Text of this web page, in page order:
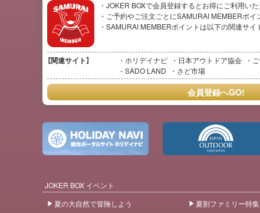
・JOKER BOXで会員登録するとお得にご利用いた
・ご予約やご注文ごとにSAMURAI MEMBERポイ
・SAMURAI MEMBERポイントは以下の関連サイ
【関連サイト】 ホリデイナビ 日本アウトドア協会
SADO LAND
さど市場
会員登録へGO!
JOKER BOX イベント
夏の大自然で冒険しよう
夏割ファミリー特集